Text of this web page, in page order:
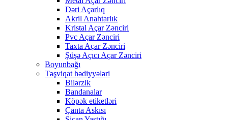
Dəri Açarlıq
Akril Anahtarlık
Kristal Açar Zənciri
Pvc Açar Zənciri
Taxta Açar Zənciri
Şüşə Açıcı Açar Zənciri
Boyunbağı
Təşviqat hədiyyələri
Bilərzik
Bandanalar
Köpək etiketləri
Çanta Askısı